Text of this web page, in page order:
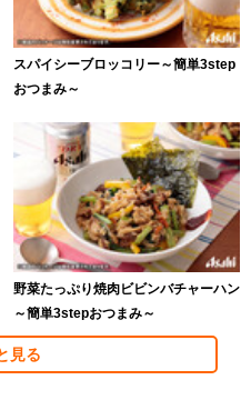
スパイシーブロッコリー～簡単3step
おつまみ～
野菜たっぷり焼肉ビビンバチャーハン
～簡単3stepおつまみ～
見る